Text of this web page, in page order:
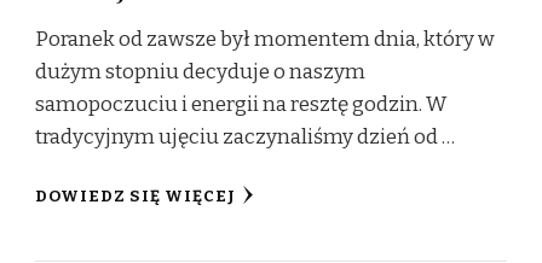
Poranek od zawsze był momentem dnia, który w
dużym stopniu decyduje o naszym
samopoczuciu i energii na resztę godzin. W
tradycyjnym ujęciu zaczynaliśmy dzień od …
DOWIEDZ SIĘ WIĘCEJ